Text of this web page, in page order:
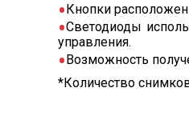
Кнопки
Светодиоды
управления.
Возможность
*Количество